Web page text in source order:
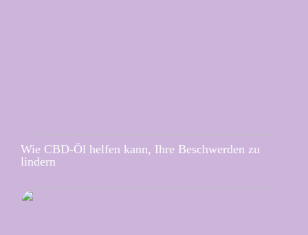
Wie CBD-Öl helfen kann, Ihre Beschwerden zu
lindern